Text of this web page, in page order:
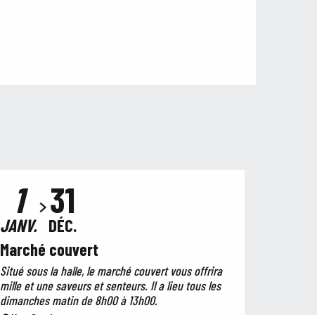
1
JANV.
31
DÉC.
Marché couvert
Situé sous la halle, le marché couvert vous offrira
mille et une saveurs et senteurs. Il a lieu tous les
dimanches matin de 8h00 à 13h00.